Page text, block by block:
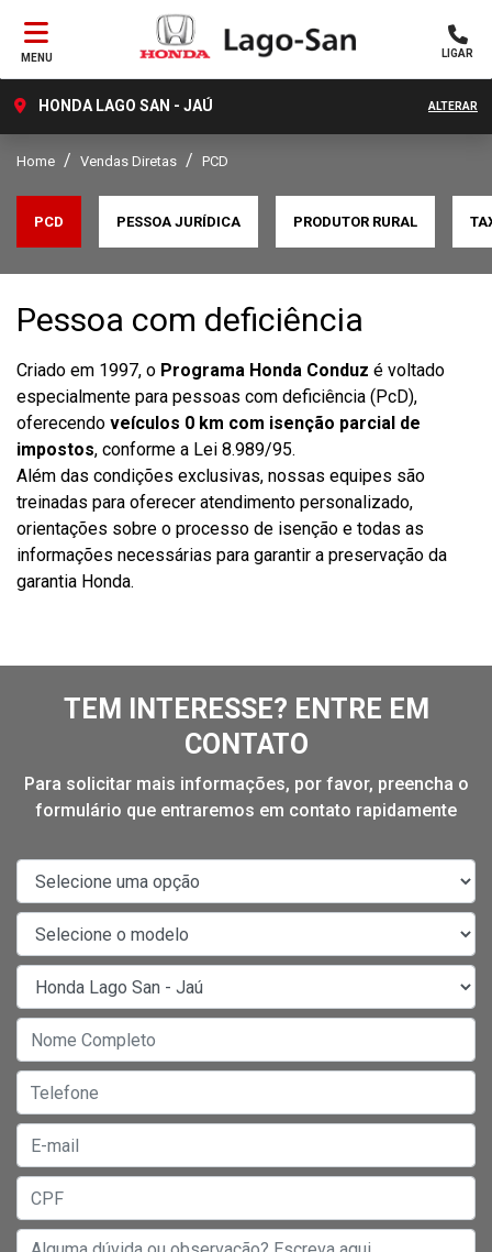
MENU LIGAR
HONDA LAGO SAN - JAÚ ALTERAR
Home Vendas Diretas PCD
PCD PESSOA JURÍDICA PRODUTOR RURAL
Pessoa com deficiência
Criado em 1997, o Programa Honda Conduz é voltado
especialmente para pessoas com deficiência (PcD),
oferecendo veículos 0 km com isenção parcial de
impostos, conforme a Lei 8.989/95.
Além das condições exclusivas, nossas equipes são
treinadas para oferecer atendimento personalizado,
orientações sobre o processo de isenção e todas as
informações necessárias para garantir a preservação da
garantia Honda.
TEM INTERESSE? ENTRE EM
CONTATO
Para solicitar mais informações, por favor, preencha o
formulário que entraremos em contato rapidamente